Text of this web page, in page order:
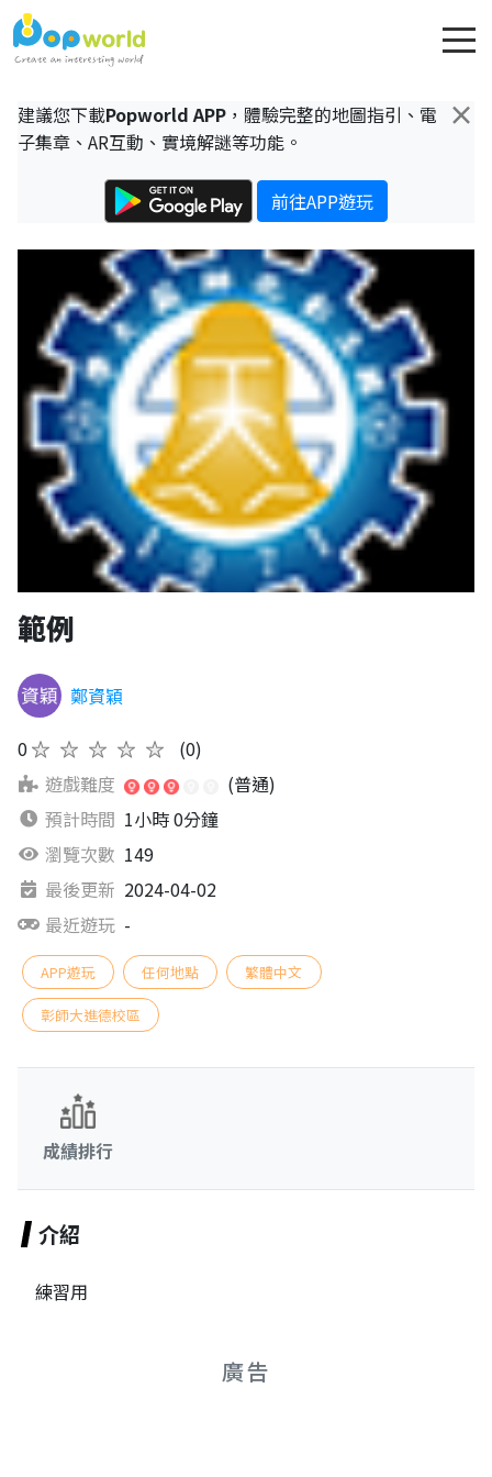
×
建議您下載Popworld APP ，體驗完整的地圖指引、電
子集章、AR互動、實境解謎等功能。
前往APP遊玩
範例
鄭資穎
0★★★★★
(0)
遊戲難度
(普通)
預計時間 1小時 0分鐘
瀏覽次數 149
最後更新 2024-04-02
最近遊玩 -
APP遊玩 任何地點 繁體中文
彰師大進德校區
成績排行
介紹
練習用
廣告